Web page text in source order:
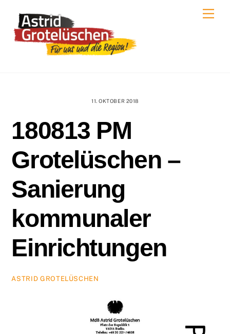
content
11. OKTOBER 2018
180813 PM
Grotelüschen –
Sanierung
kommunaler
Einrichtungen
ASTRID GROTELÜSCHEN